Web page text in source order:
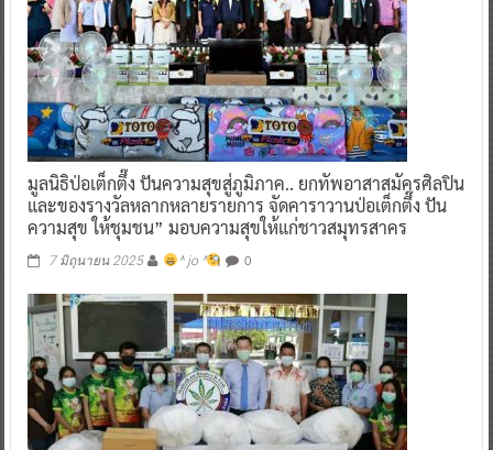
มูลนิธิป่อเต็กตึ๊ง ปันความสุขสู่ภูมิภาค.. ยกทัพอาสาสมัครศิลปิน
และของรางวัลหลากหลายรายการ จัดคาราวานป่อเต็กตึ๊ง ปัน
ความสุข ให้ชุมชน” มอบความสุขให้แก่ชาวสมุทรสาคร
7 มิถุนายน 2025 ^ jo ^ 0